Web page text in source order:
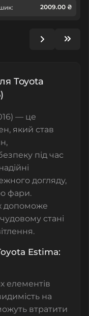
2009.00 ₴
Toyota
— це
який став
під час
догляду,
фари.
допоможе
стані
Estima:
елементів
на
втратити